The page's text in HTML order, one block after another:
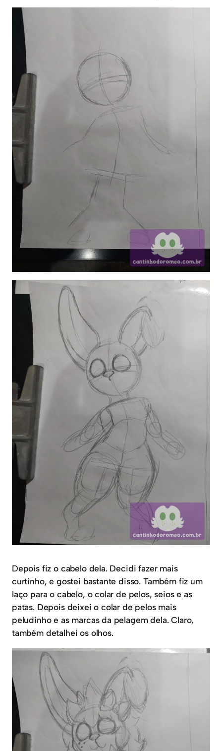
Depois fiz o cabelo dela. Decidi fazer mais
curtinho, e gostei bastante disso. Também fiz um
laço para o cabelo, o colar de pelos, seios e as
patas. Depois deixei o colar de pelos mais
peludinho e as marcas da pelagem dela. Claro,
também detalhei os olhos.